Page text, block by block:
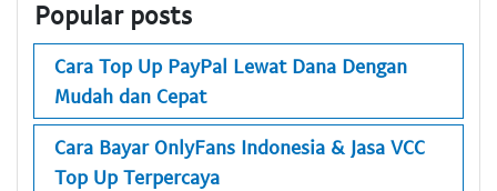
Popular posts
Cara Top Up PayPal Lewat Dana Dengan
Mudah dan Cepat
Cara Bayar OnlyFans Indonesia & Jasa VCC
Top Up Terpercaya